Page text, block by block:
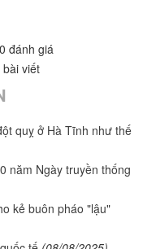
đánh giá
viết
quỵ ở Hà Tĩnh như thế
năm Ngày truyền thống
kẻ buôn pháo "lậu"